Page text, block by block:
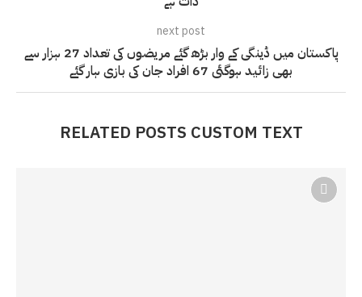
next post
پاکستان میں ڈینگی کے وار بڑھ گئے مریضوں کی تعداد 27 ہزار سے
بھی زائید ہوگئی 67 افراد جان کی بازی ہار گئے
RELATED POSTS CUSTOM TEXT